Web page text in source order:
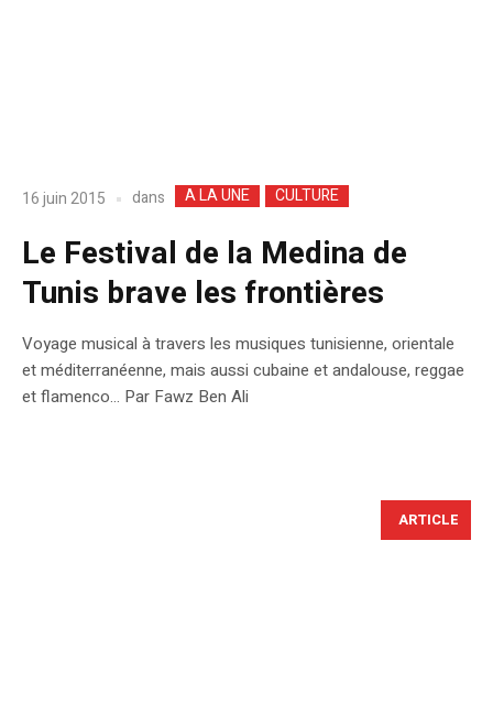
16 juin 2015 dans A LA UNE CULTURE
Le Festival de la Medina de
Tunis brave les frontières
Voyage musical à travers les musiques tunisienne, orientale
et méditerranéenne, mais aussi cubaine et andalouse, reggae
et flamenco… Par Fawz Ben Ali
ARTICLE